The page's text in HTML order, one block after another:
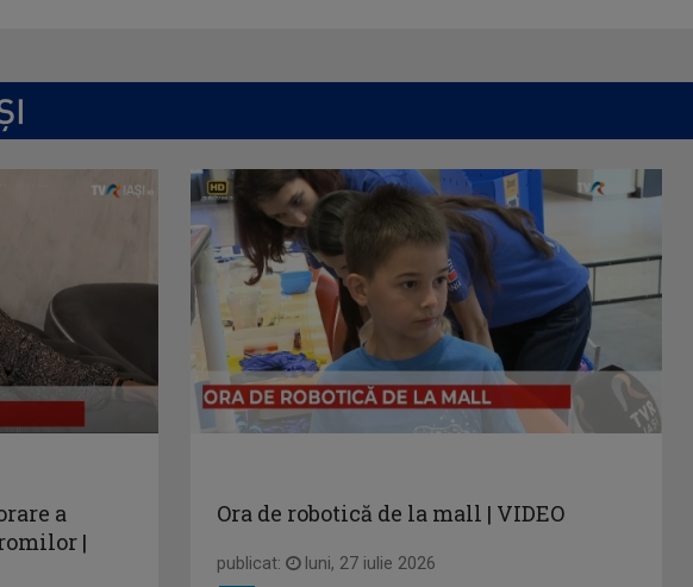
a
|
Ora de robotică de la mall | VIDEO
publicat: luni, 27 iulie 2026